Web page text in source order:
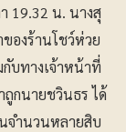
19.32 น. นางสุ
องร้านโชว์ห่วย
กับทางเจ้าหน้าที่
กนายชวินธร ได้
จำนวนหลายสิบ